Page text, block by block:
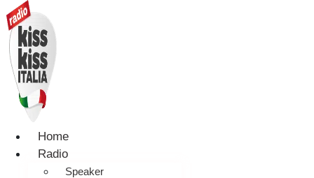
Home
Radio
Speaker